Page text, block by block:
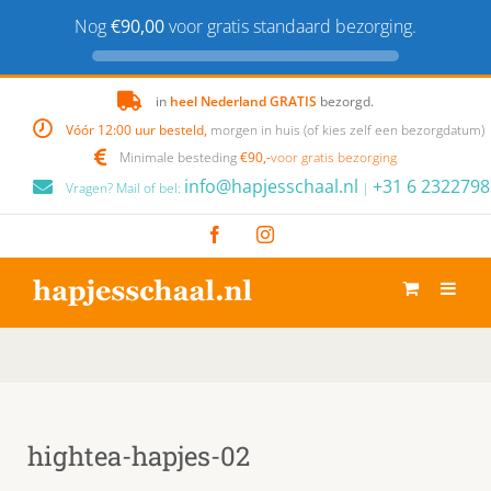
Nog€90,00voor gratis standaard bezorging.
content
in heel Nederland GRATIS bezorgd.
Vóór 12:00 uur besteld, morgen in huis (of kies zelf een bezorgdatum)
Minimale besteding€90,-voor gratis bezorging
Vragen? Mail of bel: info@hapjesschaal.nl | +31 6
FacebookInstagram
hightea-hapjes-02